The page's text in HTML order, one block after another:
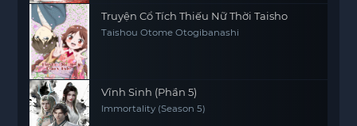
Truyện Cổ Tích Thiếu Nữ Thời Taisho
Taishou Otome Otogibanashi
Vĩnh Sinh (Phần 5)
Immortality (Season 5)